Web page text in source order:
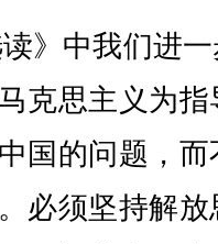
》中我们进
克思主义为
国的问题，
必须坚持解